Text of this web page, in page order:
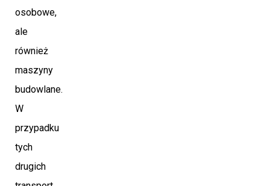
osobowe,
ale
również
maszyny
budowlane.
W
przypadku
tych
drugich